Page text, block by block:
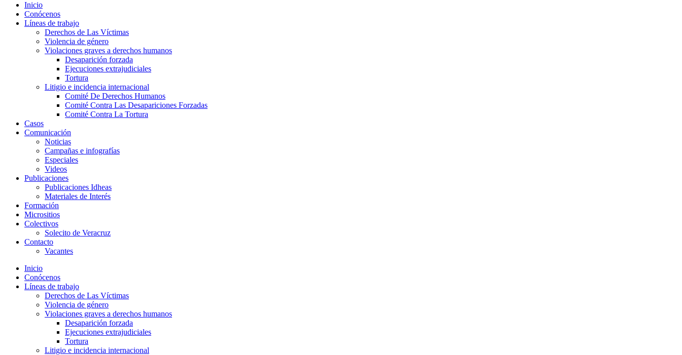
Inicio
Conócenos
Líneas de trabajo
Derechos de Las Víctimas
Violencia de género
Violaciones graves a derechos humanos
Desaparición forzada​
Ejecuciones extrajudiciales
Tortura
Litigio e incidencia internacional
Comité De Derechos Humanos​
Comité Contra Las Desapariciones Forzadas
Comité Contra La Tortura​
Casos
Comunicación
Noticias
Campañas e infografías
Especiales
Videos
Publicaciones
Publicaciones Idheas
Materiales de Interés
Formación
Micrositios
Colectivos
Solecito de Veracruz
Contacto
Vacantes
Inicio
Conócenos
Líneas de trabajo
Derechos de Las Víctimas
Violencia de género
Violaciones graves a derechos humanos
Desaparición forzada​
Ejecuciones extrajudiciales
Tortura
Litigio e incidencia internacional